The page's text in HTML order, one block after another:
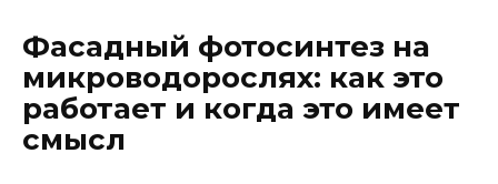
Фасадный фотосинтез на
микроводорослях: как это
работает и когда это имеет
смысл